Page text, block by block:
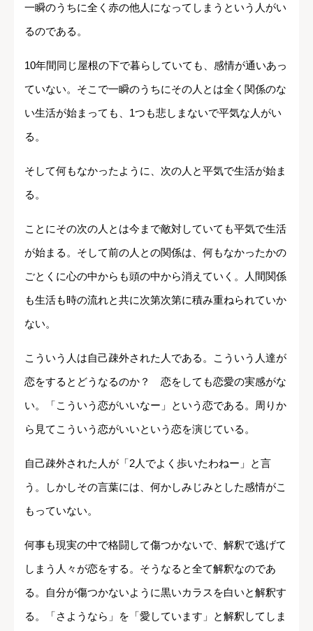
一瞬のうちに全く赤の他人になってしまうという人がい
るのである。
10年間同じ屋根の下で暮らしていても、感情が通いあっ
ていない。そこで一瞬のうちにその人とは全く関係のな
い生活が始まっても、1つも悲しまないで平気な人がい
る。
そして何もなかったように、次の人と平気で生活が始ま
る。
ことにその次の人とは今まで敵対していても平気で生活
が始まる。そして前の人との関係は、何もなかったかの
ごとくに心の中からも頭の中から消えていく。人間関係
も生活も時の流れと共に次第次第に積み重ねられていか
ない。
こういう人は自己疎外された人である。こういう人達が
恋をするとどうなるのか？ 恋をしても恋愛の実感がな
い。「こういう恋がいいなー」という恋である。周りか
ら見てこういう恋がいいという恋を演じている。
自己疎外された人が「2人でよく歩いたわねー」と言
う。しかしその言葉には、何かしみじみとした感情がこ
もっていない。
何事も現実の中で格闘して傷つかないで、解釈で逃げて
しまう人々が恋をする。そうなると全て解釈なのであ
る。自分が傷つかないように黒いカラスを白いと解釈す
る。「さようなら」を「愛しています」と解釈してしま